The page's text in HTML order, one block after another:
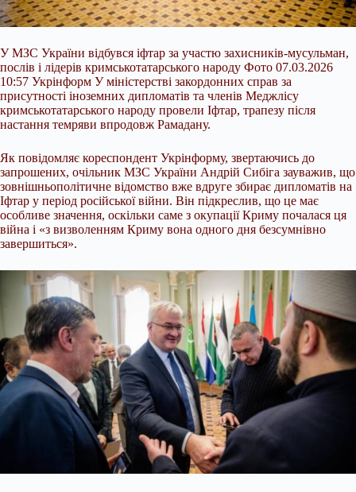
У МЗС України відбувся іфтар за участю захисників-мусульман,
послів і лідерів кримськотатарського народу Фото 07.03.2026
10:57 Укрінформ У міністерстві закордонних справ за
присутності іноземних дипломатів та членів Меджлісу
кримськотатарського народу провели Іфтар, трапезу після
настання темряви впродовж Рамадану.
Як повідомляє кореспондент Укрінформу, звертаючись до
запрошених, очільник МЗС України Андрій Сибіга зауважив, що
зовнішньополітичне відомство вже вдруге збирає дипломатів на
Іфтар у період російської війни. Він підкреслив, що це має
особливе значення, оскільки саме з окупації Криму почалася ця
війна і «з визволенням Криму вона одного дня безсумнівно
завершиться».